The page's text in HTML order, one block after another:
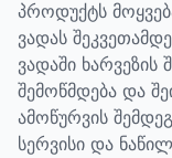
პროდუქტს
ვადას
ვადაში ხარვეზის
შემოწმდება და
ამოწურვის
სერვისი და